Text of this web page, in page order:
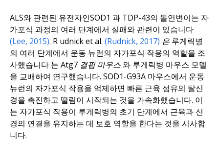
ALS와 관련된 유전자인SOD1 과 TDP-43의 돌연변이는 자
가포식 과정의 여러 단계에서 실패와 관련이 있습니다
(Lee, 2015). R udnick et al. (Rudnick, 2017) 은 루게릭병
의 여러 단계에서 운동 뉴런의 자가포식 작용의 역할을 조
사했습니다 는 Atg7 결핍 마우스와 루게릭병 마우스 모델
을 교배하여 연구했습니다. SOD1-G93A 마우스에서 운동
뉴런의 자가포식 작용을 억제하면 빠른 근육 섬유의 탈신
경을 촉진하고 떨림이 시작되는 것을 가속화했습니다. 이
는 자가포식 작용이 루게릭병의 초기 단계에서 근육과 신
경의 연결을 유지하는 데 보호 역할을 한다는 것을 시사합
니다.